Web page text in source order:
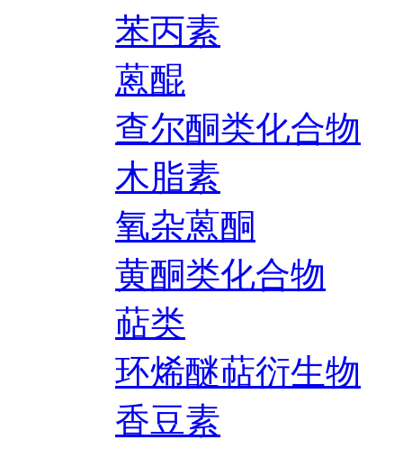
苯丙素
蒽醌
查尔酮类化合物
木脂素
氧杂蒽酮
黄酮类化合物
萜类
环烯醚萜衍生物
香豆素